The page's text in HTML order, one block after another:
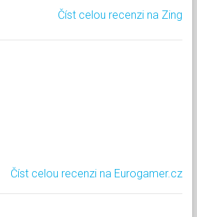
Číst celou recenzi na Zing
Číst celou recenzi na Eurogamer.cz